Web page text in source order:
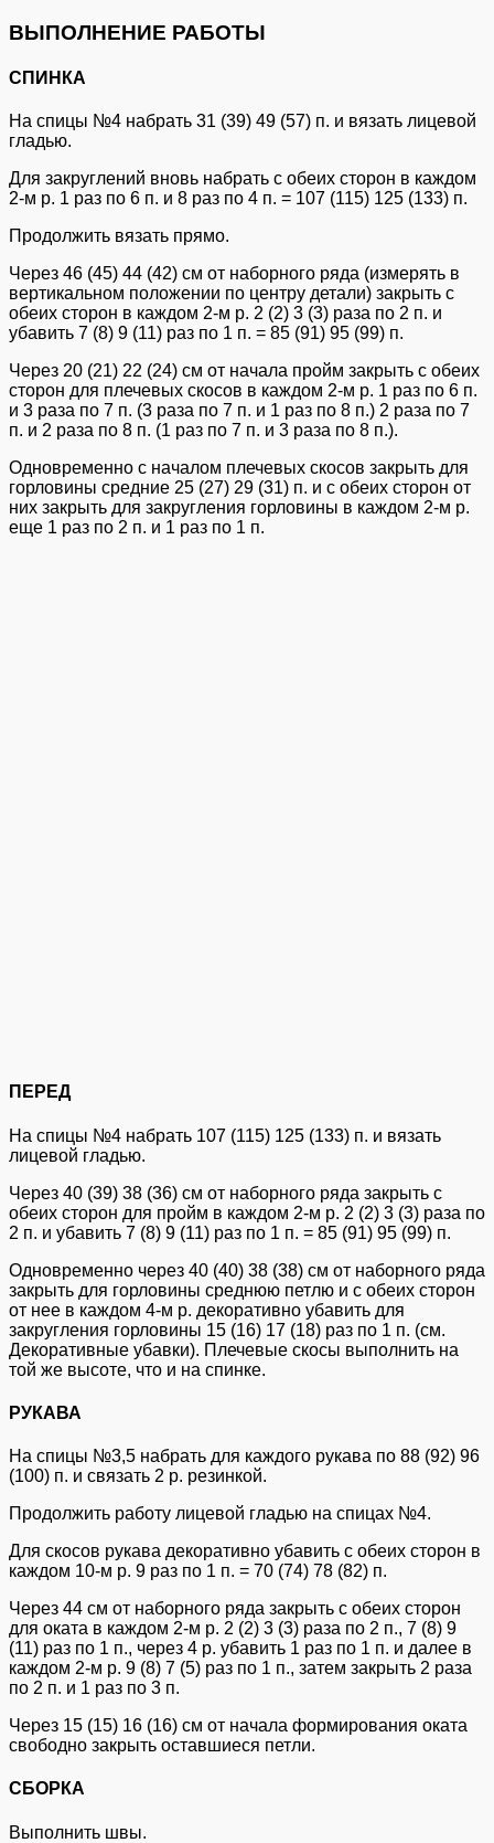
ВЫПОЛНЕНИЕ РАБОТЫ
СПИНКА
На спицы №4 набрать 31 (39) 49 (57) п. и вязать лицевой
гладью.
Для закруглений вновь набрать с обеих сторон в каждом
2-м р. 1 раз по 6 п. и 8 раз по 4 п. = 107 (115) 125 (133) п.
Продолжить вязать прямо.
Через 46 (45) 44 (42) см от наборного ряда (измерять в
вертикальном положении по центру детали) закрыть с
обеих сторон в каждом 2-м р. 2 (2) 3 (3) раза по 2 п. и
убавить 7 (8) 9 (11) раз по 1 п. = 85 (91) 95 (99) п.
Через 20 (21) 22 (24) см от начала пройм закрыть с обеих
сторон для плечевых скосов в каждом 2-м р. 1 раз по 6 п.
и 3 раза по 7 п. (3 раза по 7 п. и 1 раз по 8 п.) 2 раза по 7
п. и 2 раза по 8 п. (1 раз по 7 п. и 3 раза по 8 п.).
Одновременно с началом плечевых скосов закрыть для
горловины средние 25 (27) 29 (31) п. и с обеих сторон от
них закрыть для закругления горловины в каждом 2-м р.
еще 1 раз по 2 п. и 1 раз по 1 п.
ПЕРЕД
На спицы №4 набрать 107 (115) 125 (133) п. и вязать
лицевой гладью.
Через 40 (39) 38 (36) см от наборного ряда закрыть с
обеих сторон для пройм в каждом 2-м р. 2 (2) 3 (3) раза по
2 п. и убавить 7 (8) 9 (11) раз по 1 п. = 85 (91) 95 (99) п.
Одновременно через 40 (40) 38 (38) см от наборного ряда
закрыть для горловины среднюю петлю и с обеих сторон
от нее в каждом 4-м р. декоративно убавить для
закругления горловины 15 (16) 17 (18) раз по 1 п. (см.
Декоративные убавки). Плечевые скосы выполнить на
той же высоте, что и на спинке.
РУКАВА
На спицы №3,5 набрать для каждого рукава по 88 (92) 96
(100) п. и связать 2 р. резинкой.
Продолжить работу лицевой гладью на спицах №4.
Для скосов рукава декоративно убавить с обеих сторон в
каждом 10-м р. 9 раз по 1 п. = 70 (74) 78 (82) п.
Через 44 см от наборного ряда закрыть с обеих сторон
для оката в каждом 2-м р. 2 (2) 3 (3) раза по 2 п., 7 (8) 9
(11) раз по 1 п., через 4 р. убавить 1 раз по 1 п. и далее в
каждом 2-м р. 9 (8) 7 (5) раз по 1 п., затем закрыть 2 раза
по 2 п. и 1 раз по 3 п.
Через 15 (15) 16 (16) см от начала формирования оката
свободно закрыть оставшиеся петли.
СБОРКА
Выполнить швы.